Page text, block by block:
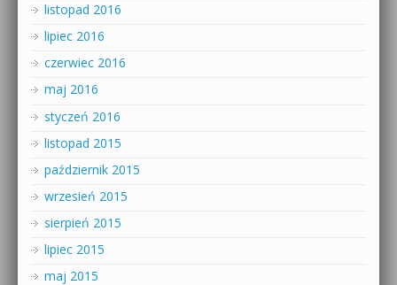
listopad 2016
lipiec 2016
czerwiec 2016
maj 2016
styczeń 2016
listopad 2015
październik 2015
wrzesień 2015
sierpień 2015
lipiec 2015
maj 2015